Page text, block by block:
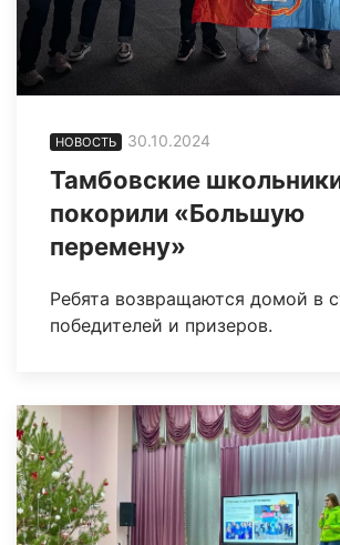
НОВОСТЬ 30.10.2024
Тамбовские
покорили «Большую
перемену»
Ребята возвращаются домой в
победителей и призеров.